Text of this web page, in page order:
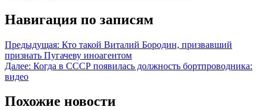
Навигация по записям
Предыдущая: Кто такой Виталий Бородин, призвавший
признать Пугачеву иноагентом
Далее: Когда в СССР появилась должность бортпроводника:
видео
Похожие новости